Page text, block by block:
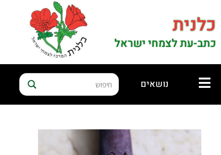
כלנית
כתב-עת לצמחי ישראל
נושאים